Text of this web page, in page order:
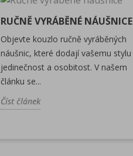
RUČNĚ VYRÁBĚNÉ NÁUŠNICE
Objevte kouzlo ručně vyráběných
náušnic, které dodají vašemu stylu
jedinečnost a osobitost. V našem
článku se...
Číst článek